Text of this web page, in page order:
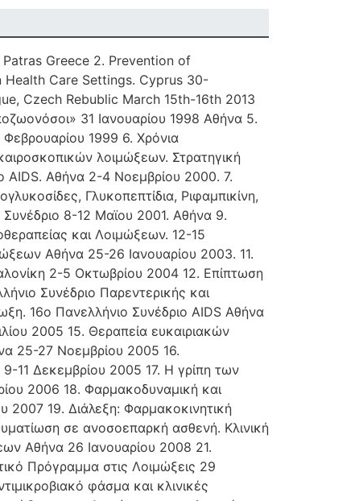
Greece 2. Prevention of
Care Settings. Cyprus 30-
Czech Rebublic March 15th-16th 2013
31 Ιανουαρίου 1998 Αθήνα 5.
1999 6. Χρόνια
λοιμώξεων. Στρατηγική
AIDS. Αθήνα 2-4 Νοεμβρίου 2000. 7.
Γλυκοπεπτίδια, Ριφαμπικίνη,
Συνέδριο 8-12 Μαϊου 2001. Αθήνα 9.
και Λοιμώξεων. 12-15
Αθήνα 25-26 Ιανουαρίου 2003. 11.
2-5 Οκτωβρίου 2004 12. Επίπτωση
Συνέδριο Παρεντερικής και
16ο Πανελλήνιο Συνέδριο AIDS Αθήνα
2005 15. Θεραπεία ευκαιριακών
25-27 Νοεμβρίου 2005 16.
11 Δεκεμβρίου 2005 17. Η γρίπη των
2006 18. Φαρμακοδυναμική και
2007 19. Διάλεξη: Φαρμακοκινητική
σε ανοσοεπαρκή ασθενή. Κλινική
Αθήνα 26 Ιανουαρίου 2008 21.
Πρόγραμμα στις Λοιμώξεις 29
φάσμα και κλινικές